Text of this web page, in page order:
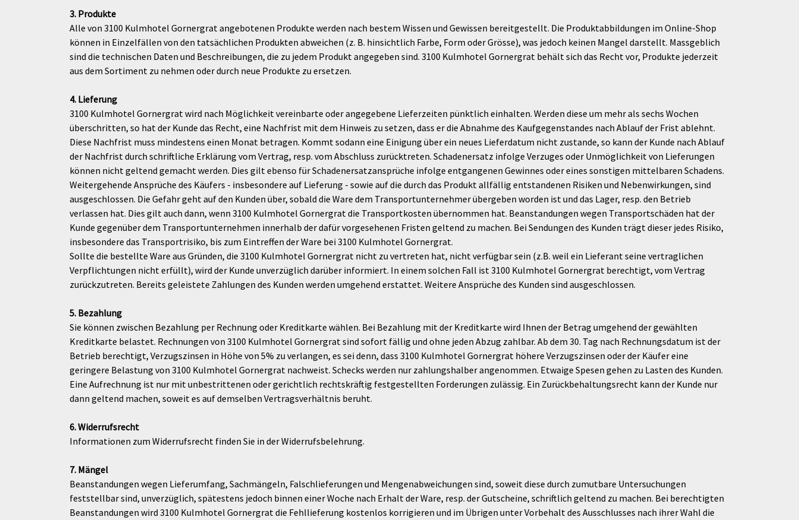
3. Produkte
Alle von 3100 Kulmhotel Gornergrat angebotenen Produkte werden nach bestem Wissen und Gewissen bereitgestellt. Die Produktabbildungen im Online-Shop
können in Einzelfällen von den tatsächlichen Produkten abweichen (z. B. hinsichtlich Farbe, Form oder Grösse), was jedoch keinen Mangel darstellt. Massgeblich
sind die technischen Daten und Beschreibungen, die zu jedem Produkt angegeben sind. 3100 Kulmhotel Gornergrat behält sich das Recht vor, Produkte jederzeit
aus dem Sortiment zu nehmen oder durch neue Produkte zu ersetzen.
4. Lieferung
3100 Kulmhotel Gornergrat wird nach Möglichkeit vereinbarte oder angegebene Lieferzeiten pünktlich einhalten. Werden diese um mehr als sechs Wochen
überschritten, so hat der Kunde das Recht, eine Nachfrist mit dem Hinweis zu setzen, dass er die Abnahme des Kaufgegenstandes nach Ablauf der Frist ablehnt.
Diese Nachfrist muss mindestens einen Monat betragen. Kommt sodann eine Einigung über ein neues Lieferdatum nicht zustande, so kann der Kunde nach Ablauf
der Nachfrist durch schriftliche Erklärung vom Vertrag, resp. vom Abschluss zurücktreten. Schadenersatz infolge Verzuges oder Unmöglichkeit von Lieferungen
können nicht geltend gemacht werden. Dies gilt ebenso für Schadenersatzansprüche infolge entgangenen Gewinnes oder eines sonstigen mittelbaren Schadens.
Weitergehende Ansprüche des Käufers - insbesondere auf Lieferung - sowie auf die durch das Produkt allfällig entstandenen Risiken und Nebenwirkungen, sind
ausgeschlossen. Die Gefahr geht auf den Kunden über, sobald die Ware dem Transportunternehmer übergeben worden ist und das Lager, resp. den Betrieb
verlassen hat. Dies gilt auch dann, wenn 3100 Kulmhotel Gornergrat die Transportkosten übernommen hat. Beanstandungen wegen Transportschäden hat der
Kunde gegenüber dem Transportunternehmen innerhalb der dafür vorgesehenen Fristen geltend zu machen. Bei Sendungen des Kunden trägt dieser jedes Risiko,
insbesondere das Transportrisiko, bis zum Eintreffen der Ware bei 3100 Kulmhotel Gornergrat.
Sollte die bestellte Ware aus Gründen, die 3100 Kulmhotel Gornergrat nicht zu vertreten hat, nicht verfügbar sein (z.B. weil ein Lieferant seine vertraglichen
Verpflichtungen nicht erfüllt), wird der Kunde unverzüglich darüber informiert. In einem solchen Fall ist 3100 Kulmhotel Gornergrat berechtigt, vom Vertrag
zurückzutreten. Bereits geleistete Zahlungen des Kunden werden umgehend erstattet. Weitere Ansprüche des Kunden sind ausgeschlossen.
5. Bezahlung
Sie können zwischen Bezahlung per Rechnung oder Kreditkarte wählen. Bei Bezahlung mit der Kreditkarte wird Ihnen der Betrag umgehend der gewählten
Kreditkarte belastet. Rechnungen von 3100 Kulmhotel Gornergrat sind sofort fällig und ohne jeden Abzug zahlbar. Ab dem 30. Tag nach Rechnungsdatum ist der
Betrieb berechtigt, Verzugszinsen in Höhe von 5% zu verlangen, es sei denn, dass 3100 Kulmhotel Gornergrat höhere Verzugszinsen oder der Käufer eine
geringere Belastung von 3100 Kulmhotel Gornergrat nachweist. Schecks werden nur zahlungshalber angenommen. Etwaige Spesen gehen zu Lasten des Kunden.
Eine Aufrechnung ist nur mit unbestrittenen oder gerichtlich rechtskräftig festgestellten Forderungen zulässig. Ein Zurückbehaltungsrecht kann der Kunde nur
dann geltend machen, soweit es auf demselben Vertragsverhältnis beruht.
6. Widerrufsrecht
Informationen zum Widerrufsrecht finden Sie in der Widerrufsbelehrung.
7. Mängel
Beanstandungen wegen Lieferumfang, Sachmängeln, Falschlieferungen und Mengenabweichungen sind, soweit diese durch zumutbare Untersuchungen
feststellbar sind, unverzüglich, spätestens jedoch binnen einer Woche nach Erhalt der Ware, resp. der Gutscheine, schriftlich geltend zu machen. Bei berechtigten
Beanstandungen wird 3100 Kulmhotel Gornergrat die Fehllieferung kostenlos korrigieren und im Übrigen unter Vorbehalt des Ausschlusses nach ihrer Wahl die